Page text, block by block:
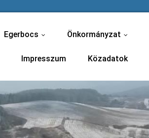
Egerbocs Önkormányzat
Impresszum Közadatok